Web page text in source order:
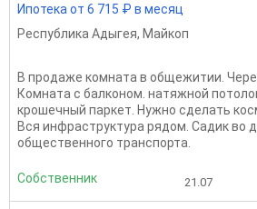
Ипотека от 6 715 ₽ в месяц
Республика Адыгея, Майкоп
В продаже комната в общежитии.
Комната с балконом. натяжной
крошечный паркет. Нужно сделать
Вся инфраструктура рядом. Садик во
общественного транспорта.
Собственник 21.07